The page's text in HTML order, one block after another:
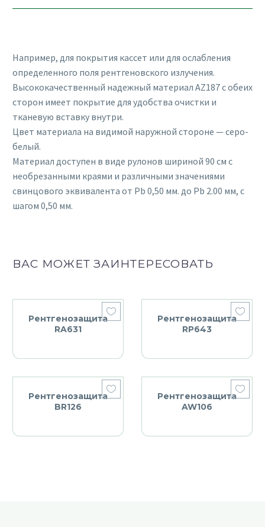
Например, для покрытия кассет или для ослабления
определенного поля рентгеновского излучения.
Высококачественный надежный материал AZ187 с обеих
сторон имеет покрытие для удобства очистки и
тканевую вставку внутри.
Цвет материала на видимой наружной стороне — серо-
белый.
Материал доступен в виде рулонов шириной 90 см с
необрезанными краями и различными значениями
свинцового эквивалента от Pb 0,50 мм. до Pb 2.00 мм, с
шагом 0,50 мм.
ВАС МОЖЕТ ЗАИНТЕРЕСОВАТЬ
Рентгенозащита
RA631
Рентгенозащита
RP643
Рентгенозащита
BR126
Рентгенозащита
AW106